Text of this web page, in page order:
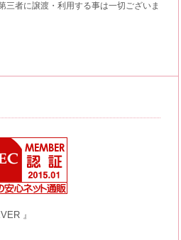
三者に譲渡・利用する事は一切ございま
』